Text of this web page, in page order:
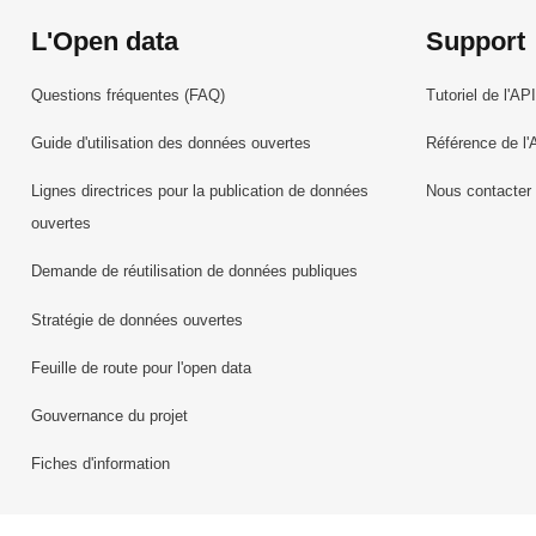
L'Open data
Questions fréquentes (FAQ)
Guide d'utilisation des données ouvertes
Lignes directrices pour la publication de données
ouvertes
Demande de réutilisation de données publiques
Stratégie de données ouvertes
Feuille de route pour l'open data
Gouvernance du projet
Fiches d'information
Support
Tutoriel de l'API
Référence de
Nous contacter